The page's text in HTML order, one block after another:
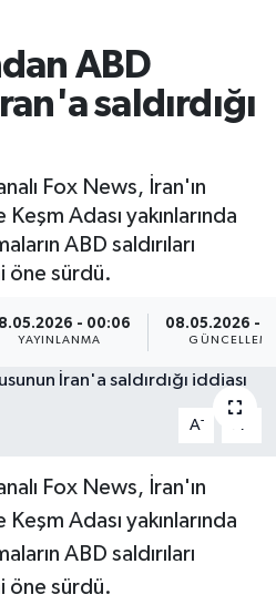
ABD
saldırdığı
Fox News, İran'ın
Adası yakınlarında
ABD saldırıları
öne sürdü.
- 00:06
YAYINLANMA
08.05.2026 -
A- A
Fox News, İran'ın
Adası yakınlarında
ABD saldırıları
öne sürdü.